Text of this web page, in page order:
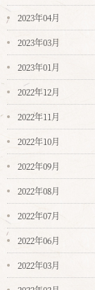
2023年04月
2023年03月
2023年01月
2022年12月
2022年11月
2022年10月
2022年09月
2022年08月
2022年07月
2022年06月
2022年03月